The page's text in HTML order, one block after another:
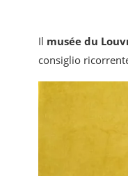
Il musée du
consiglio